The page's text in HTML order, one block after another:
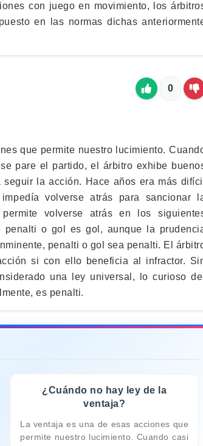
con juego en movimiento, los
en las normas dichas
0
que permite nuestro lucimiento.
pare el partido, el árbitro exhibe
la acción. Hace años era más difícil
volverse atrás para sancionar
volverse atrás en los
penalti o gol es gol, aunque la
penalti o gol sea penalti. El
si con ello beneficia al infractor.
una ley universal, lo curioso del
es penalti.
¿Cuándo no hay ley de la
ventaja?
La ventaja es una de esas acciones que
permite nuestro lucimiento. Cuando casi